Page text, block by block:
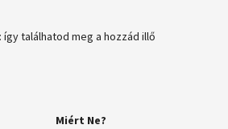
találhatod meg a hozzád illő
Miért Ne?